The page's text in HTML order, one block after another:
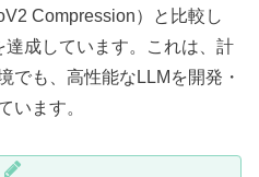
Compression）と比較し
成しています。これは、計
でも、高性能なLLMを開発・
います。